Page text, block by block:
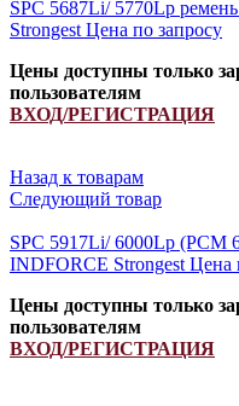
SPC 5687Li/ 5770Lp
Strongest Цена по запросу
Цены доступны только
пользователям
ВХОД/РЕГИСТРАЦИЯ
Назад к товарам
Следующий товар
SPC 5917Li/ 6000Lp (РСМ
INDFORCE Strongest Цена
Цены доступны только
пользователям
ВХОД/РЕГИСТРАЦИЯ